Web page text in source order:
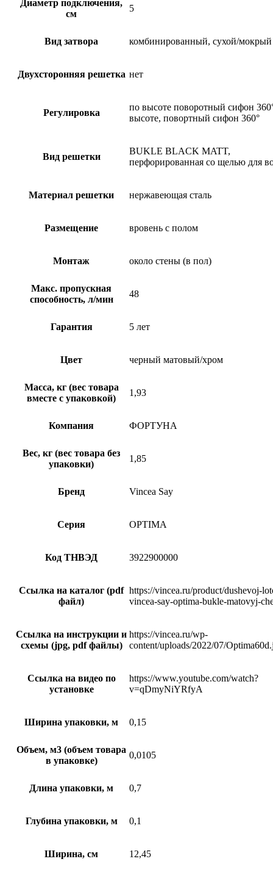
Диаметр подключения,
см
5
Вид затвора комбинированный, сухой/мокрый
Двухсторонняя решетка нет
Регулировка
по высоте поворотный сифон
высоте, повортный сифон 360°
Вид решетки
BUKLE BLACK MATT,
перфорированная со щелью для
Материал решетки нержавеющая сталь
Размещение вровень с полом
Монтаж около стены (в пол)
Макс. пропускная
способность, л/мин
48
Гарантия 5 лет
Цвет черный матовый/хром
Масса, кг (вес товара
вместе с упаковкой)
1,93
Компания ФОРТУНА
Вес, кг (вес товара без
упаковки)
1,85
Бренд Vincea Say
Серия OPTIMA
Код ТНВЭД 3922900000
Ссылка на каталог (pdf
файл)
https://vincea.ru/product/dushevoj-
vincea-say-optima-bukle-matovyj-
Ссылка на инструкции и
схемы (jpg, pdf файлы)
https://vincea.ru/wp-
content/uploads/2022/07/
Ссылка на видео по
установке
https://www.youtube.com/watch?
v=qDmyNiYRfyA
Ширина упаковки, м 0,15
Объем, м3 (объем товара
в упаковке)
0,0105
Длина упаковки, м 0,7
Глубина упаковки, м 0,1
Ширина, см 12,45